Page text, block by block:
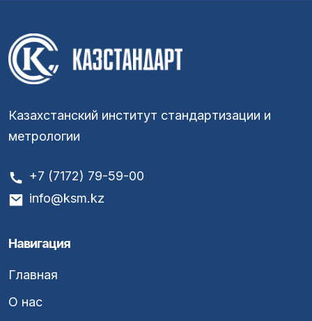
Казахстанский институт стандартизации и
метрологии
+7 (7172) 79-59-00
info@ksm.kz
Навигация
Главная
О нас